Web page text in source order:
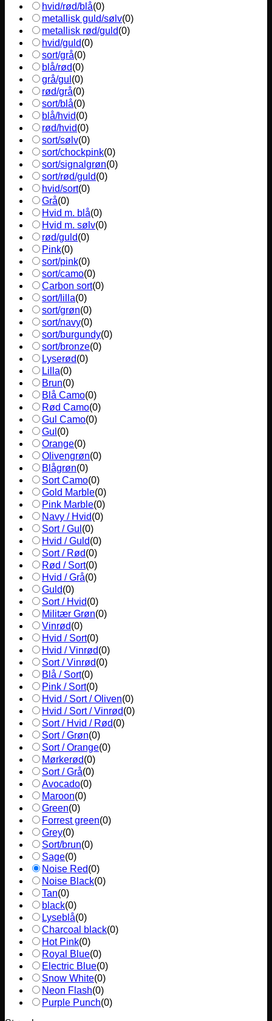
hvid/rød/blå(0)
metallisk guld/sølv(0)
metallisk rød/guld(0)
hvid/guld(0)
sort/grå(0)
blå/rød(0)
grå/gul (0)
rød/grå(0)
sort/blå(0)
blå/hvid(0)
rød/hvid(0)
sort/sølv(0)
sort/chockpink(0)
sort/signalgrøn(0)
sort/rød/guld(0)
hvid/sort(0)
Grå(0)
Hvid m. blå(0)
Hvid m. sølv(0)
rød/guld(0)
Pink(0)
sort/pink(0)
sort/camo(0)
Carbon sort(0)
sort/lilla(0)
sort/grøn(0)
sort/navy(0)
sort/burgundy(0)
sort/bronze(0)
Lyserød(0)
Lilla(0)
Brun(0)
Blå Camo(0)
Rød Camo(0)
Gul Camo(0)
Gul (0)
Orange(0)
Olivengrøn(0)
Blågrøn(0)
Sort Camo(0)
Gold Marble(0)
Pink Marble(0)
Navy / Hvid(0)
Sort / Gul (0)
Hvid / Guld(0)
Sort / Rød(0)
Rød / Sort(0)
Hvid / Grå(0)
Guld(0)
Sort / Hvid(0)
Militær Grøn(0)
Vinrød(0)
Hvid / Sort(0)
Hvid / Vinrød(0)
Sort / Vinrød(0)
Blå / Sort(0)
Pink / Sort(0)
Hvid / Sort / Oliven(0)
Hvid / Sort / Vinrød(0)
Sort / Hvid / Rød(0)
Sort / Grøn(0)
Sort / Orange(0)
Mørkerød(0)
Sort / Grå(0)
Avocado(0)
Maroon(0)
Green(0)
Forrest green(0)
Grey(0)
Sort/brun(0)
Sage(0)
Noise Red(0)
Noise Black(0)
Tan(0)
black(0)
Lyseblå(0)
Charcoal black(0)
Hot Pink(0)
Royal Blue(0)
Electric Blue(0)
Snow White(0)
Neon Flash(0)
Purple Punch(0)